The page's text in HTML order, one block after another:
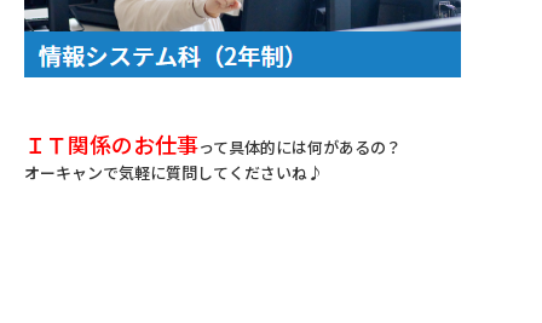
ＩＴ関係のお仕事って具体的には何があるの？
オーキャンで気軽に質問してくださいね♪